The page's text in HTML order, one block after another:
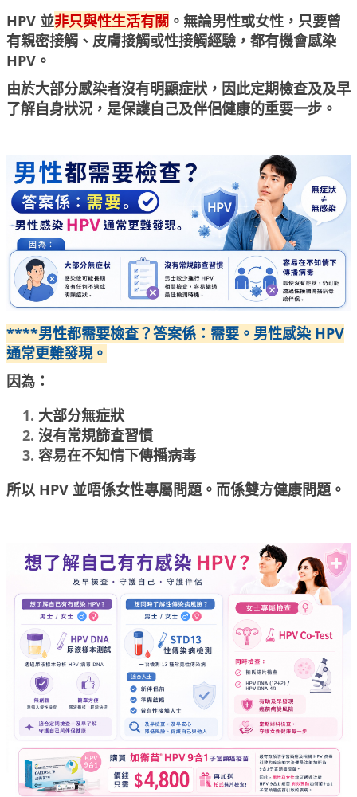
HPV 並非只與性生活有關 。無論男性或女性，只要曾
有親密接觸、皮膚接觸或性接觸經驗，都有機會感染
HPV。
由於大部分感染者沒有明顯症狀，因此定期檢查及及早
了解自身狀況，是保護自己及伴侶健康的重要一步。
****男性都需要檢查？答案係：需要。男性感染 HPV
通常更難發現。
因為：
大部分無症狀
沒有常規篩查習慣
容易在不知情下傳播病毒
所以 HPV 並唔係女性專屬問題。而係雙方健康問題。